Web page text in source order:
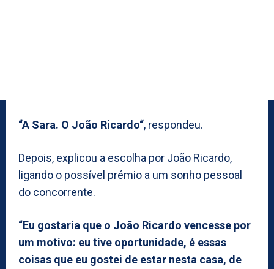
“A Sara. O João Ricardo“, respondeu.
Depois, explicou a escolha por João Ricardo,
ligando o possível prémio a um sonho pessoal
do concorrente.
“Eu gostaria que o João Ricardo vencesse por
um motivo: eu tive oportunidade, é essas
coisas que eu gostei de estar nesta casa, de